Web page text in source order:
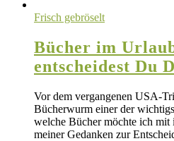
Frisch gebröselt
Bücher im
entscheidest Du
Vor dem vergangenen USA-
Bücherwurm einer der
welche Bücher möchte ich
meiner Gedanken zur